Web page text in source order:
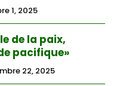
1, 2025
de la paix,
pacifique»
22, 2025